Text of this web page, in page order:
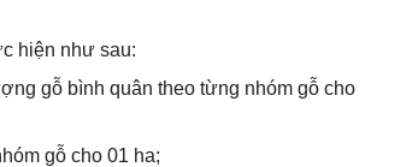
hiện như sau:
gỗ bình quân theo từng nhóm gỗ cho
gỗ cho 01 ha;